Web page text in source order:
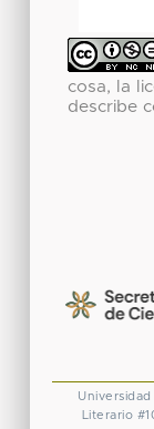
cosa, la
describe
Literario